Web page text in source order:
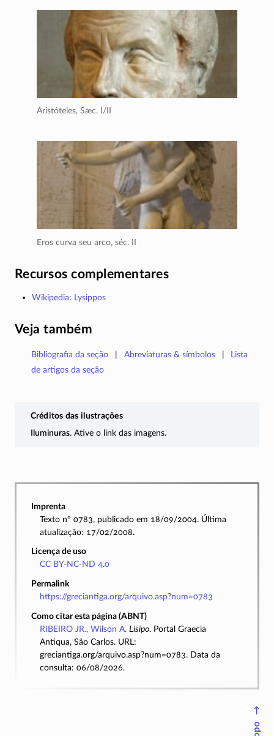
Aristóteles, Sæc. I/II
Eros curva seu arco, séc. II
Recursos complementares
Wikipedia: Lysippos
Veja também
Bibliografia da seção Abreviaturas & símbolos
Lista
de artigos da seção
Créditos das ilustrações
Iluminuras. Ative o link das imagens.
Imprenta
Texto nº 0783, publicado em 18/09/2004. Última
atualização: 17/02/2008.
Licença de uso
CC BY-NC-ND 4.0
Permalink
https://greciantiga.org/arquivo.asp?num=0783
Como citar esta página (ABNT)
RIBEIRO JR., Wilson A. Lisipo. Portal Graecia
Antiqua, São Carlos. URL:
greciantiga.org/arquivo.asp?num=0783. Data da
consulta: 06/08/2026.
↑
Topo